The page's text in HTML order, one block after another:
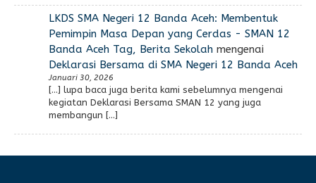
LKDS SMA Negeri 12 Banda Aceh: Membentuk
Pemimpin Masa Depan yang Cerdas - SMAN 12
Banda Aceh Tag, Berita Sekolahmengenai
Deklarasi Bersama di SMA Negeri 12 Banda Aceh
Januari 30, 2026
[…] lupa baca juga berita kami sebelumnya mengenai
kegiatan Deklarasi Bersama SMAN 12 yang juga
membangun […]